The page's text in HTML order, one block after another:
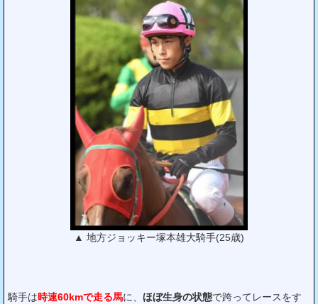
▲ 地方ジョッキー塚本雄大騎手(25歳)
騎手は時速60kmで走る馬に、 ほぼ生身の状態で跨ってレースをす